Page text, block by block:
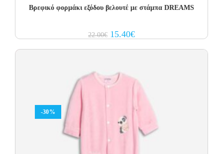
Βρεφικό φορμάκι εξόδου βελουτέ με στάμπα DREAMS
22.00€ Original
price
15.40€Current
price
-30%